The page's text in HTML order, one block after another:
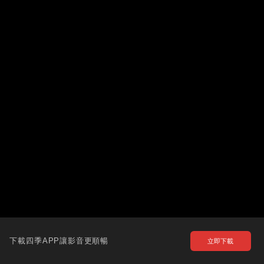
下載四季APP讓影音更順暢 立即下載